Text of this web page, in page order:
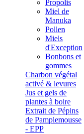
Propolis
Miel de
Manuka
Pollen
Miels
d'Exception
Bonbons et
gommes
Charbon végétal
activé & levures
Jus et gels de
plantes à boire
Extrait de Pépins
de Pamplemousse
- EPP